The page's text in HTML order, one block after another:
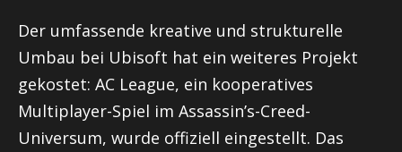
Der umfassende kreative und strukturelle
Umbau bei Ubisoft hat ein weiteres Projekt
gekostet: AC League, ein kooperatives
Multiplayer-Spiel im Assassin’s-Creed-
Universum, wurde offiziell eingestellt. Das